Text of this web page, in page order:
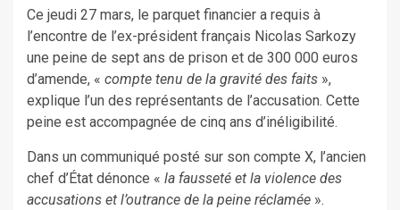
Ce jeudi 27 mars, le parquet financier a requis à
l’encontre de l’ex-président français Nicolas Sarkozy
une peine de sept ans de prison et de 300 000 euros
d’amende, « compte tenu de la gravité des faits »,
explique l’un des représentants de l’accusation. Cette
peine est accompagnée de cinq ans d’inéligibilité.
Dans un communiqué posté sur son compte X, l’ancien
chef d’État dénonce « la fausseté et la violence des
accusations et l’outrance de la peine réclamée ».